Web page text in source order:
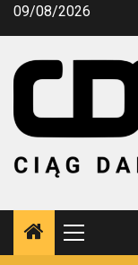
Przejdź
09/08/2026
Menu
główne